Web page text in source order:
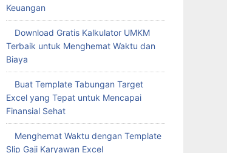
Keuangan
Download Gratis Kalkulator UMKM
Terbaik untuk Menghemat Waktu dan
Biaya
Buat Template Tabungan Target
Excel yang Tepat untuk Mencapai
Finansial Sehat
Menghemat Waktu dengan Template
Slip Gaji Karyawan Excel